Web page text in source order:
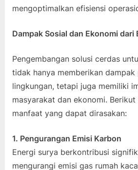
mengoptimalkan efisiensi
Dampak Sosial dan Ekonomi dari
Pengembangan solusi cerdas
tidak hanya memberikan
lingkungan, tetapi juga memiliki
masyarakat dan ekonomi.
manfaat yang dapat dirasakan:
1. Pengurangan Emisi Karbon
Energi surya berkontribusi
mengurangi emisi gas rumah